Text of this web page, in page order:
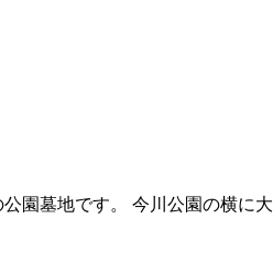
園墓地です。 今川公園の横に